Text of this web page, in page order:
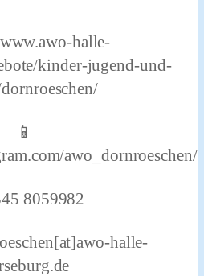
halle-
kinder-jugend-und-
📱
awo_dornroeschen/
8059982
halle-